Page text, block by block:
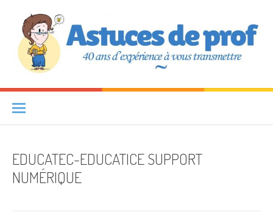
Astuces de prof
EDUCATEC-EDUCATICE SUPPORT
NUMÉRIQUE